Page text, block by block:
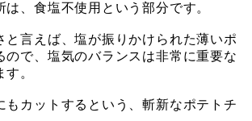
は、食塩不使用という部分です。
と言えば、塩が振りかけられた薄いポ
ので、塩気のバランスは非常に重要な
。
もカットするという、斬新なポテトチ